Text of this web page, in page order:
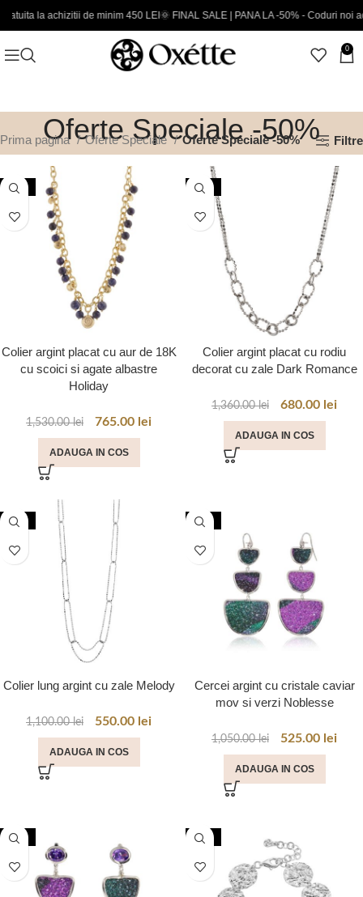
de minim 450 LEI🌞 FINAL SALE | PANA LA -50% - Coduri noi adaugate
0
Oferte Speciale -50%
Prima pagina Oferte Speciale Oferte Speciale -50% Filtre
-50%
Colier argint placat cu aur de 18K
cu scoici si agate albastre
Holiday
1,530.00lei 765.00 lei
ADAUGA IN COS
-50%
Colier argint placat cu rodiu
decorat cu zale Dark Romance
1,360.00lei 680.00 lei
ADAUGA IN COS
-50%
Colier lung argint cu zale Melody
1,100.00lei 550.00 lei
ADAUGA IN COS
-50%
Cercei argint cu cristale caviar
mov si verzi Noblesse
1,050.00lei 525.00 lei
ADAUGA IN COS
-50% -50%